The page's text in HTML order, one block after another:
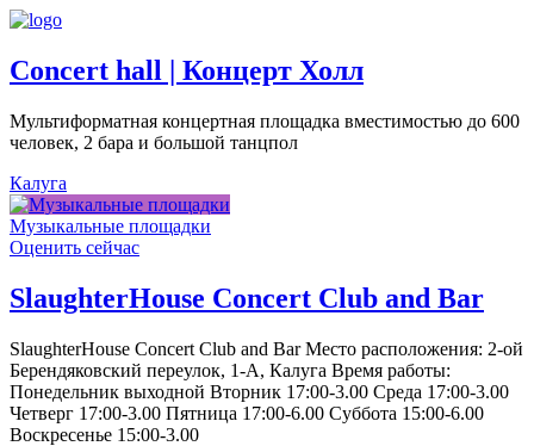
Concert hall | Концерт Холл
Мультиформатная концертная площадка вместимостью до 600
человек, 2 бара и большой танцпол
Калуга
Музыкальные площадки
Оценить сейчас
SlaughterHouse Concert Club and Bar
SlaughterHouse Concert Club and Bar Место расположения: 2-ой
Берендяковский переулок, 1-А, Калуга Время работы:
Понедельник выходной Вторник 17:00-3.00 Среда 17:00-3.00
Четверг 17:00-3.00 Пятница 17:00-6.00 Суббота 15:00-6.00
Воскресенье 15:00-3.00